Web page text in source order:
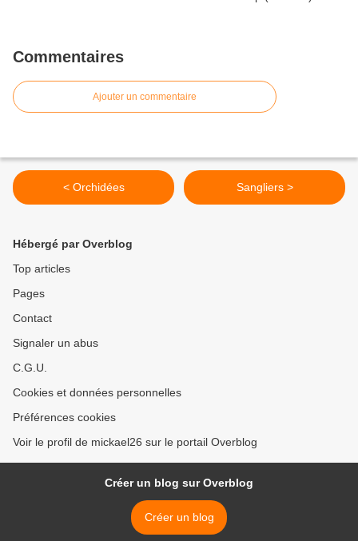
Commentaires
Ajouter un commentaire
< Orchidées Sangliers >
Hébergé par Overblog
Top articles
Pages
Contact
Signaler un abus
C.G.U.
Cookies et données personnelles
Préférences cookies
Voir le profil de mickael26 sur le portail Overblog
Créer un blog sur Overblog
Créer un blog